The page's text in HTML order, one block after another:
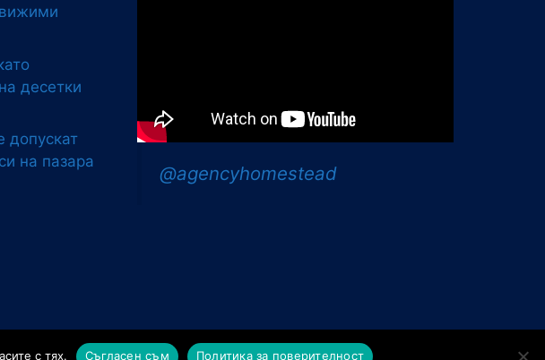
десетки
допускат
на пазара
@agencyhomestead
Изработка на сайтот Mint Soft
с тях. Съгласен съм Политика за поверителност